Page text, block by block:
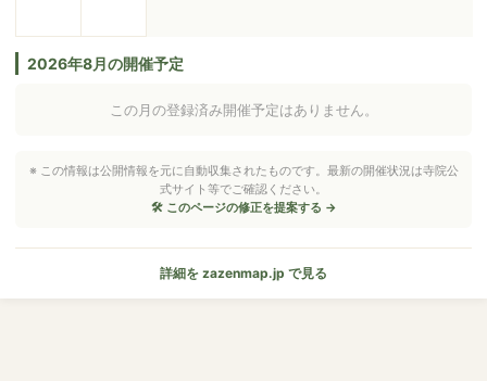
2026年8月の開催予定
この月の登録済み開催予定はありません。
※ この情報は公開情報を元に自動収集されたものです。最新の開催状況は寺院公
式サイト等でご確認ください。
🛠 このページの修正を提案する →
詳細を zazenmap.jp で見る